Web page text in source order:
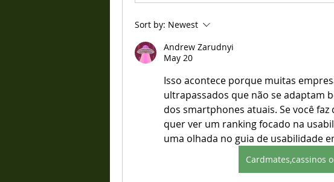
Sort by: Newest
Andrew Zarudnyi
May 20
Isso acontece porque muitas
ultrapassados que não se adaptam
dos smartphones atuais. Se você
quer ver um ranking focado na
uma olhada no guia de usabilidade
Cardmates,cassinos